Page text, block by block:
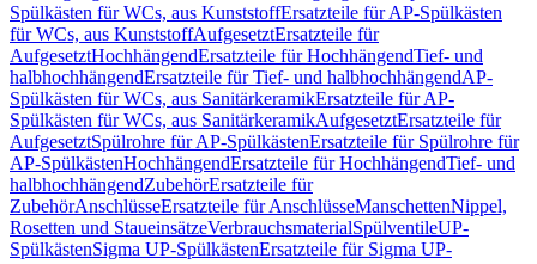
Spülkästen für WCs, aus KunststoffErsatzteile für AP-Spülkästen
für WCs, aus KunststoffAufgesetztErsatzteile für
AufgesetztHochhängendErsatzteile für HochhängendTief- und
halbhochhängendErsatzteile für Tief- und halbhochhängendAP-
Spülkästen für WCs, aus SanitärkeramikErsatzteile für AP-
Spülkästen für WCs, aus SanitärkeramikAufgesetztErsatzteile für
AufgesetztSpülrohre für AP-SpülkästenErsatzteile für Spülrohre für
AP-SpülkästenHochhängendErsatzteile für HochhängendTief- und
halbhochhängendZubehörErsatzteile für
ZubehörAnschlüsseErsatzteile für AnschlüsseManschettenNippel,
Rosetten und StaueinsätzeVerbrauchsmaterialSpülventileUP-
SpülkästenSigma UP-SpülkästenErsatzteile für Sigma UP-